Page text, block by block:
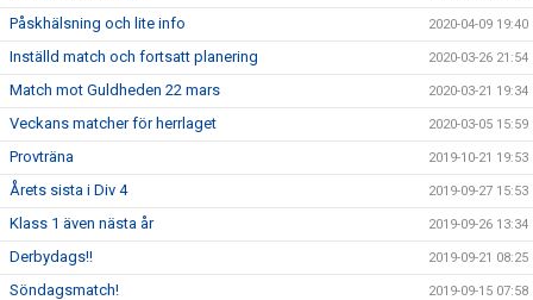
Påskhälsning och lite info 2020-04-09 19:40
Inställd match och fortsatt planering 2020-03-26 21:54
Match mot Guldheden 22 mars 2020-03-21 19:34
Veckans matcher för herrlaget 2020-03-05 15:59
Provträna 2019-10-21 19:53
Årets sista i Div 4 2019-09-27 15:53
Klass 1 även nästa år 2019-09-26 13:34
Derbydags!! 2019-09-21 08:25
Söndagsmatch! 2019-09-15 07:58